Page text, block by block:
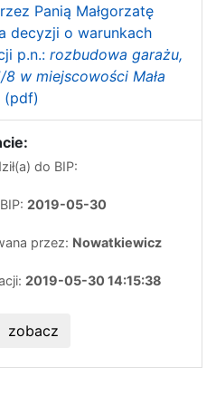
Panią Małgorzatę
decyzji o warunkach
p.n.: rozbudowa garażu,
w miejscowości Mała
(pdf)
do BIP:
2019-05-30
przez: Nowatkiewicz
2019-05-30 14:15:38
zobacz